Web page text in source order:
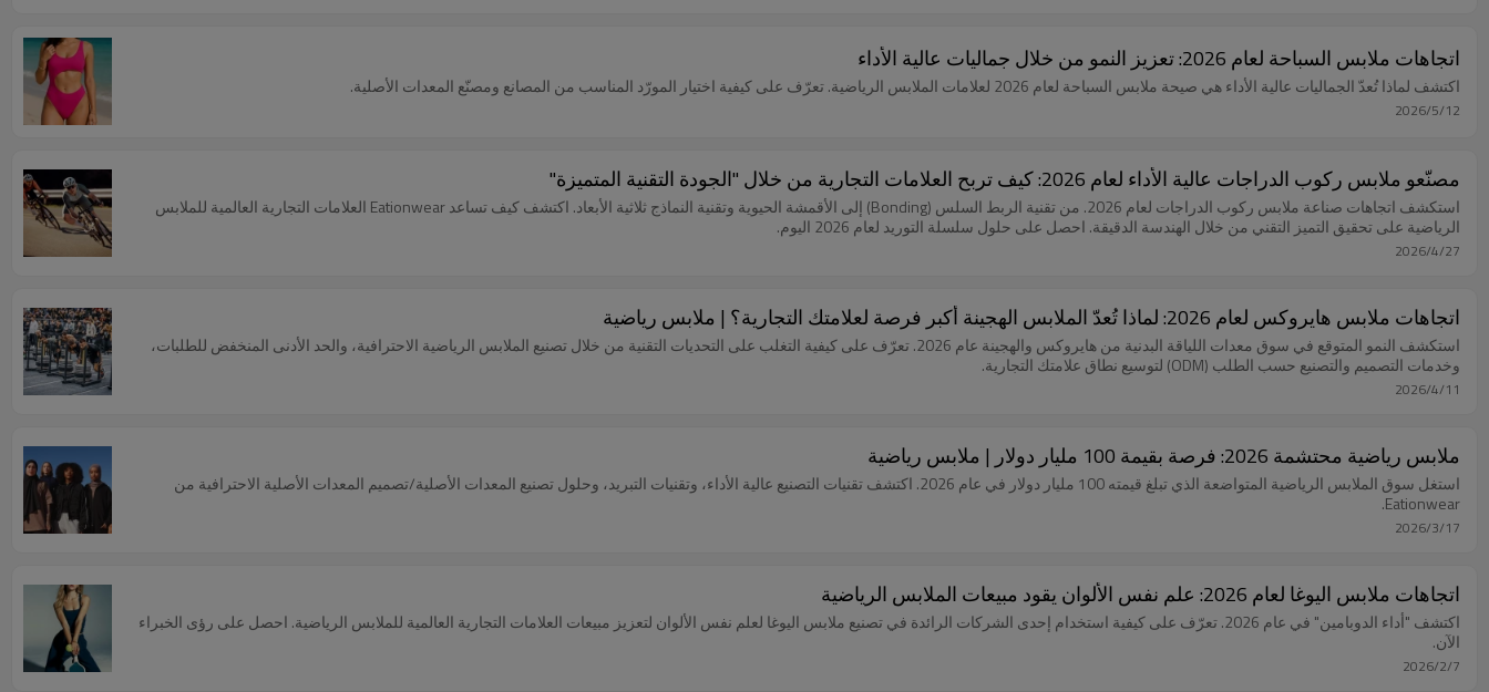
اتجاهات ملابس السباحة لعام 2026: تعزيز النمو من خلال جماليات عالية الأداء
اكتشف لماذا تُعدّ الجماليات عالية الأداء هي صيحة ملابس السباحة لعام 2026 لعلامات الملابس الرياضية. تعرّف على كيفية اختيار المورّد المناسب من المصانع ومصنّع المعدات الأصلية.
2026/5/12
مصنّعو ملابس ركوب الدراجات عالية الأداء لعام 2026: كيف تربح العلامات التجارية من خلال "الجودة التقنية المتميزة"
استكشف اتجاهات صناعة ملابس ركوب الدراجات لعام 2026. من تقنية الربط السلس (Bonding) إلى الأقمشة الحيوية وتقنية النماذج ثلاثية الأبعاد. اكتشف كيف تساعد Eationwear العلامات التجارية العالمية للملابس
الرياضية على تحقيق التميز التقني من خلال الهندسة الدقيقة. احصل على حلول سلسلة التوريد لعام 2026 اليوم.
2026/4/27
اتجاهات ملابس هايروكس لعام 2026: لماذا تُعدّ الملابس الهجينة أكبر فرصة لعلامتك التجارية؟ | ملابس رياضية
استكشف النمو المتوقع في سوق معدات اللياقة البدنية من هايروكس والهجينة عام 2026. تعرّف على كيفية التغلب على التحديات التقنية من خلال تصنيع الملابس الرياضية الاحترافية، والحد الأدنى المنخفض للطلبات،
وخدمات التصميم والتصنيع حسب الطلب (ODM) لتوسيع نطاق علامتك التجارية.
2026/4/11
ملابس رياضية محتشمة 2026: فرصة بقيمة 100 مليار دولار | ملابس رياضية
استغل سوق الملابس الرياضية المتواضعة الذي تبلغ قيمته 100 مليار دولار في عام 2026. اكتشف تقنيات التصنيع عالية الأداء، وتقنيات التبريد، وحلول تصنيع المعدات الأصلية/تصميم المعدات الأصلية الاحترافية من
Eationwear.
2026/3/17
اتجاهات ملابس اليوغا لعام 2026: علم نفس الألوان يقود مبيعات الملابس الرياضية
اكتشف "أداء الدوبامين" في عام 2026. تعرّف على كيفية استخدام إحدى الشركات الرائدة في تصنيع ملابس اليوغا لعلم نفس الألوان لتعزيز مبيعات العلامات التجارية العالمية للملابس الرياضية. احصل على رؤى الخبراء
الآن.
2026/2/7